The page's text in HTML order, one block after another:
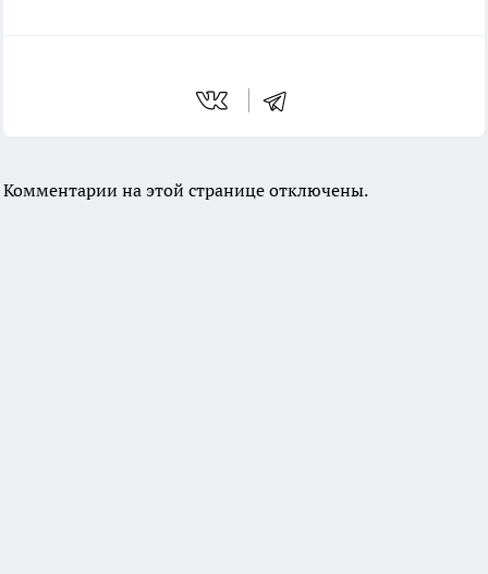
Комментарии на этой странице отключены.